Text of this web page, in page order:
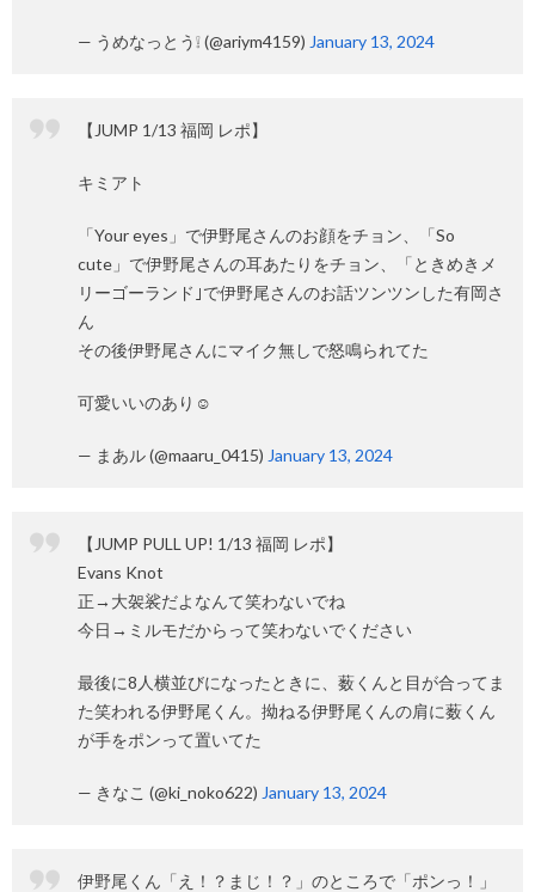
— うめなっとう❕ (@ariym4159) January 13, 2024
【JUMP 1/13 福岡 レポ】
キミアト
「Your eyes」で伊野尾さんのお顔をチョン、「So
cute」で伊野尾さんの耳あたりをチョン、「ときめきメ
リーゴーランド｣で伊野尾さんのお話ツンツンした有岡さ
ん
その後伊野尾さんにマイク無しで怒鳴られてた
可愛いいのあり☺️
— まあル (@maaru_0415) January 13, 2024
【JUMP PULL UP! 1/13 福岡 レポ】
Evans Knot
正→大袈裟だよなんて笑わないでね
今日→ミルモだからって笑わないでください
最後に8人横並びになったときに、薮くんと目が合ってま
た笑われる伊野尾くん。拗ねる伊野尾くんの肩に薮くん
が手をポンって置いてた
— きなこ (@ki_noko622) January 13, 2024
伊野尾くん「え！？まじ！？」のところで「ポンっ！」